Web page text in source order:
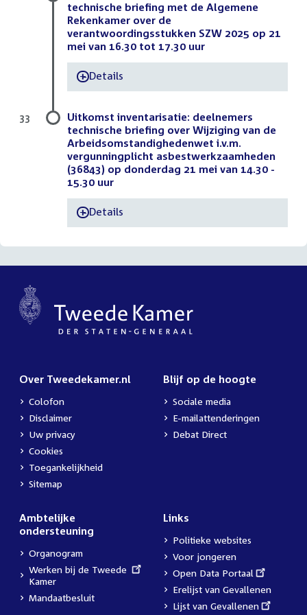
technische briefing met de Algemene
Rekenkamer over de
verantwoordingsstukken SZW 2025 op 21
mei van 16.30 tot 17.30 uur
-Details
Uitkomst inventarisatie: deelnemers
technische briefing over Wijziging van de
Arbeidsomstandighedenwet i.v.m.
vergunningplicht asbestwerkzaamheden
(36843) op donderdag 21 mei van 14.30 -
15.30 uur
-Details
33
Over Tweedekamer.nl
Colofon
Disclaimer
Uw privacy
Cookies
Toegankelijkheid
Sitemap
Blijf op de hoogte
Sociale media
E-mailattenderingen
Debat Direct
Ambtelijke
ondersteuning
Organogram
External
link:
Werken bij de Tweede
Kamer
Mandaatbesluit
Links
Politieke websites
Voor jongeren
External
link:
Open Data Portaal
Erelijst van Gevallenen
External
Lijst van Gevallenen